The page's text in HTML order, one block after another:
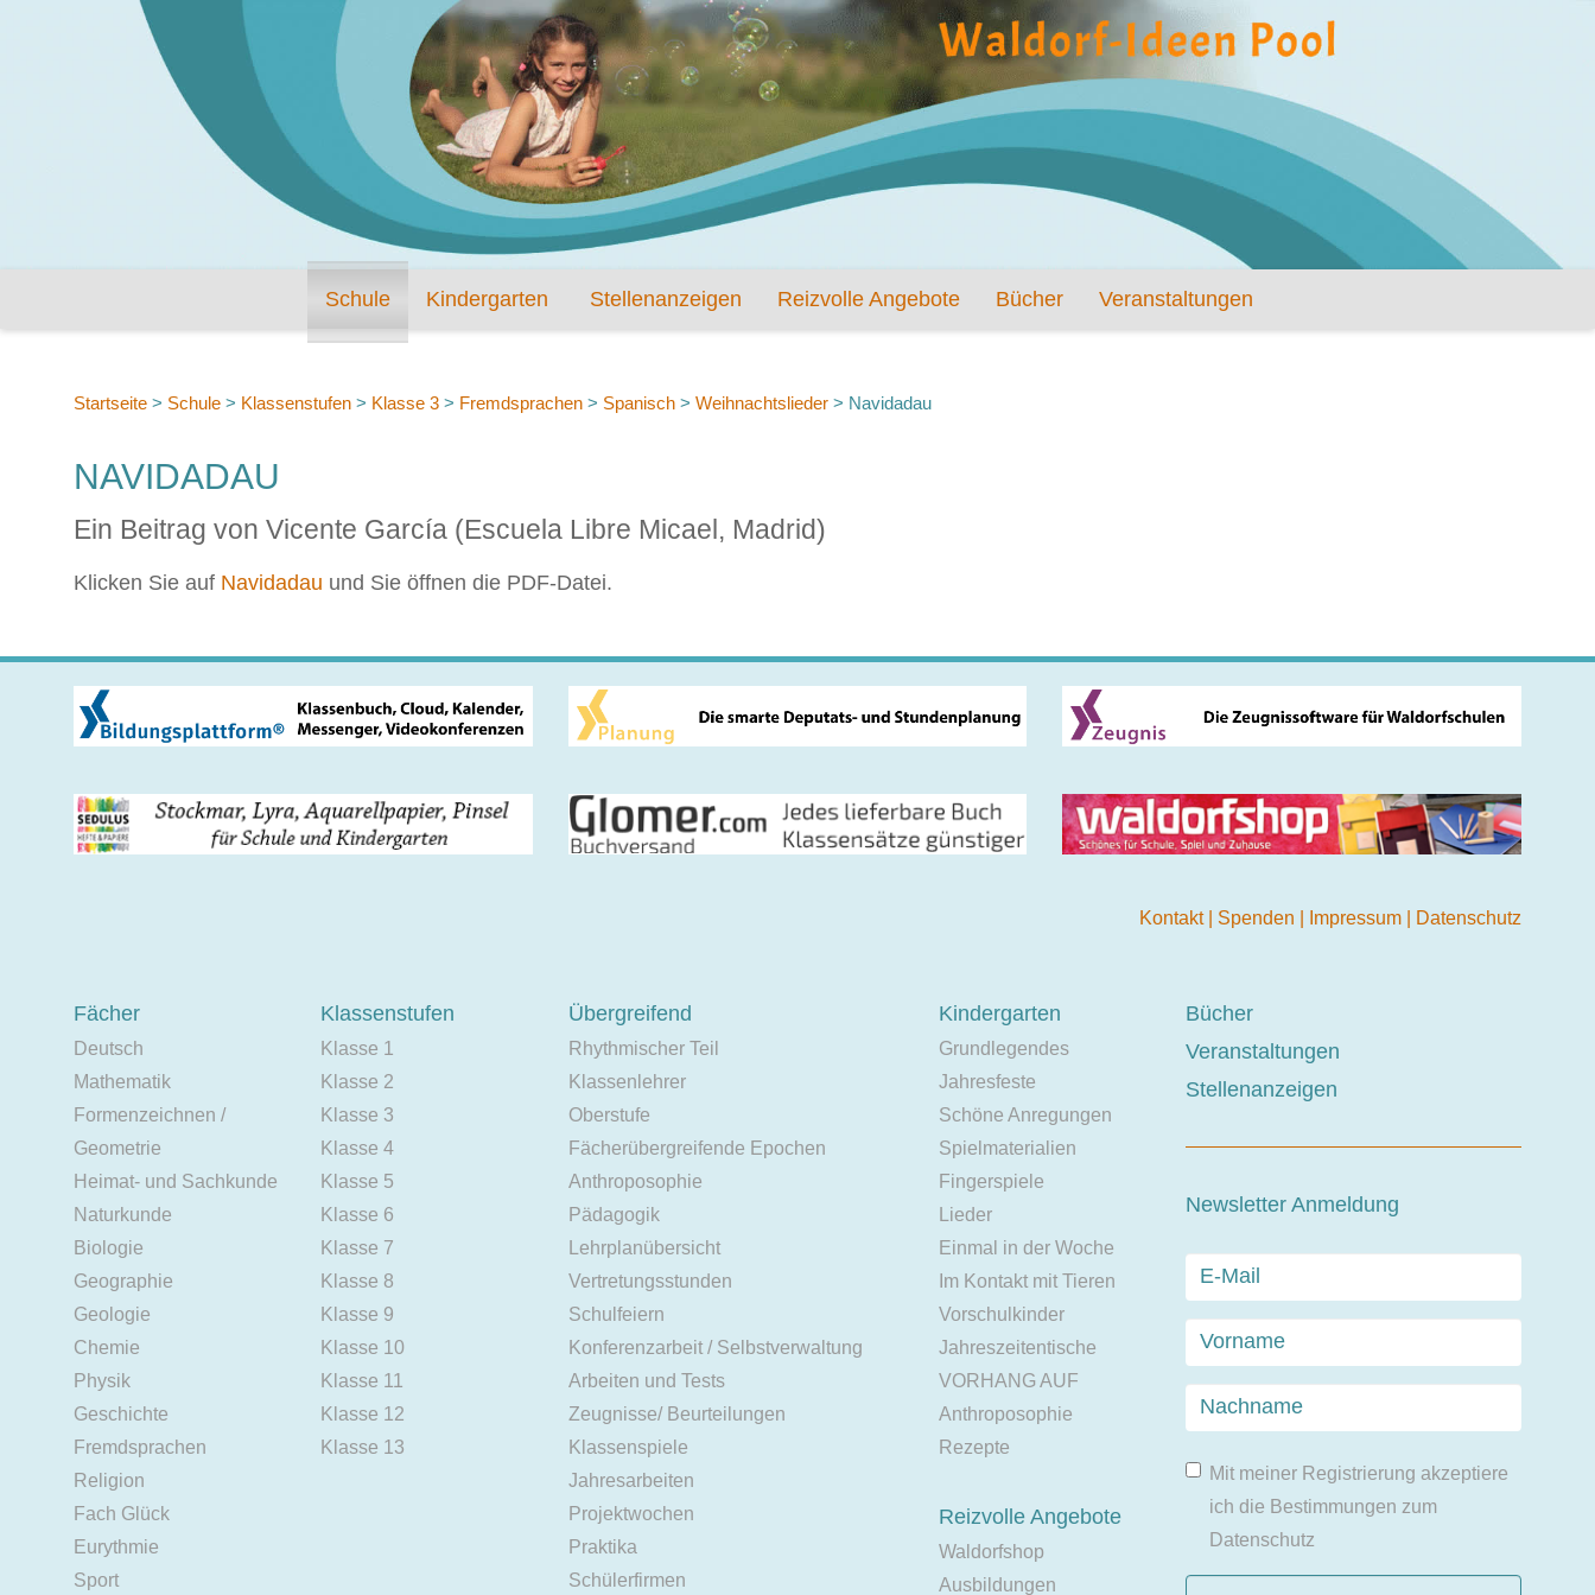
Schule Kindergarten Stellenanzeigen Reizvolle Angebote Bücher Veranstaltungen
Startseite > Schule > Klassenstufen > Klasse 3 > Fremdsprachen > Spanisch > Weihnachtslieder > Navidadau
NAVIDADAU
Ein Beitrag von Vicente García (Escuela Libre Micael, Madrid)
Klicken Sie auf Navidadau und Sie öffnen die PDF-Datei.
Kontakt Spenden Impressum Datenschutz
Fächer
Deutsch
Mathematik
Formenzeichnen /
Geometrie
Heimat- und Sachkunde
Naturkunde
Biologie
Geographie
Geologie
Chemie
Physik
Geschichte
Fremdsprachen
Religion
Fach Glück
Eurythmie
Sport
Klassenstufen
Klasse 1
Klasse 2
Klasse 3
Klasse 4
Klasse 5
Klasse 6
Klasse 7
Klasse 8
Klasse 9
Klasse 10
Klasse 11
Klasse 12
Klasse 13
Übergreifend
Rhythmischer Teil
Klassenlehrer
Oberstufe
Fächerübergreifende Epochen
Anthroposophie
Pädagogik
Lehrplanübersicht
Vertretungsstunden
Schulfeiern
Konferenzarbeit / Selbstverwaltung
Arbeiten und Tests
Zeugnisse/ Beurteilungen
Klassenspiele
Jahresarbeiten
Projektwochen
Praktika
Schülerfirmen
Kindergarten
Grundlegendes
Jahresfeste
Schöne Anregungen
Spielmaterialien
Fingerspiele
Lieder
Einmal in der Woche
Im Kontakt mit Tieren
Vorschulkinder
Jahreszeitentische
VORHANG AUF
Anthroposophie
Rezepte
Reizvolle Angebote
Waldorfshop
Ausbildungen
Bücher
Veranstaltungen
Stellenanzeigen
Newsletter Anmeldung
Mit meiner Registrierung akzeptiere
ich die Bestimmungen zum
Datenschutz